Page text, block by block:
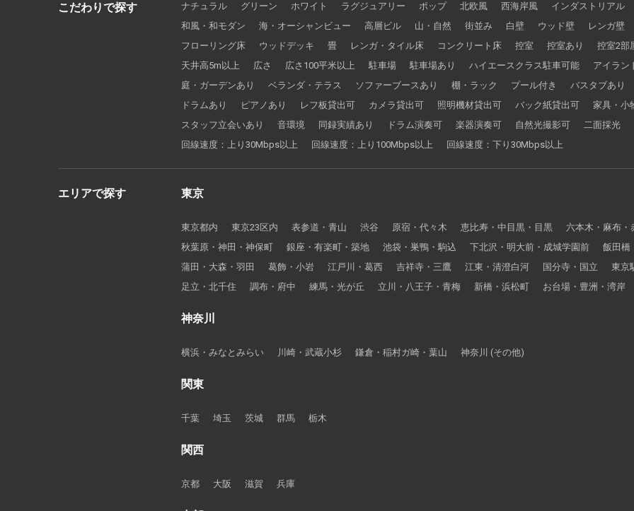
こだわりで探す ナチュラル グリーン ホワイト ラグジュアリー ポップ 北欧風 西海岸風
インダストリアル
和風・和モダン
海・オーシャンビュー 高層ビル 山・自然 街並み 白壁 ウッド壁
レンガ壁
フローリング床
ウッドデッキ 畳 レンガ・タイル床 コンクリート床 控室 控室あり
控室2部
天井高5m以上
広さ 広さ100平米以上 駐車場 駐車場あり ハイエースクラス駐車可能
アイラン
庭・ガーデンあり
ベランダ・テラス ソファーブースあり 棚・ラック プール付き
バスタブあり
ドラムあり
ピアノあり レフ板貸出可 カメラ貸出可 照明機材貸出可 バック紙貸出可
家具・小
スタッフ立会いあり
音環境 同録実績あり ドラム演奏可 楽器演奏可 自然光撮影可
二面採光
回線速度：上り30Mbps以上
回線速度：上り100Mbps以上 回線速度：下り30Mbps以上
エリアで探す 東京
東京都内 東京23区内 表参道・青山 渋谷 原宿・代々木 恵比寿・中目黒・目黒
六本木・麻布・
秋葉原・神田・神保町
銀座・有楽町・築地 池袋・巣鴨・駒込 下北沢・明大前・成城学園前
飯田橋
蒲田・大森・羽田
葛飾・小岩 江戸川・葛西 吉祥寺・三鷹 江東・清澄白河 国分寺・国立
東京
足立・北千住
調布・府中 練馬・光が丘 立川・八王子・青梅 新橋・浜松町 お台場・豊洲・湾岸
神奈川
横浜・みなとみらい 川崎・武蔵小杉 鎌倉・稲村ガ崎・葉山 神奈川 (その他)
関東
千葉 埼玉 茨城 群馬 栃木
関西
京都 大阪 滋賀 兵庫